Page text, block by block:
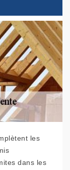
les
dans les